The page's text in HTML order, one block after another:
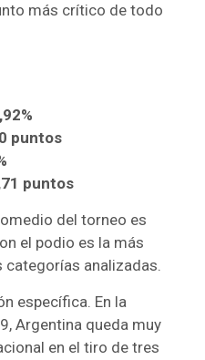
más crítico de todo
puntos
puntos
del torneo es
el podio es la más
categorías analizadas.
específica. En la
Argentina queda muy
en el tiro de tres